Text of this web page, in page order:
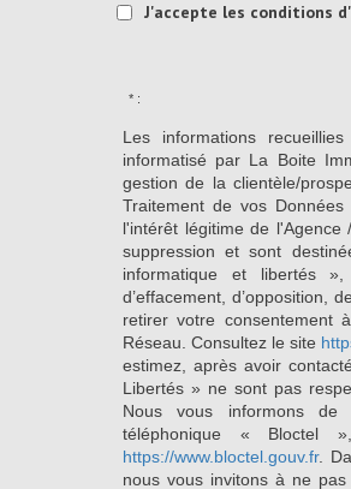
J'accepte les conditions
* :
Les informations
informatisé par La Boite
gestion de la clientèle/
Traitement de vos
l'intérêt légitime de l'Agence
suppression et sont
informatique et libertés
d’effacement, d’opposition,
retirer votre consentement
Réseau. Consultez le site
estimez, après avoir
Libertés » ne sont pas
Nous vous informons de
téléphonique « Bloctel
https://www.bloctel.gouv.fr.
nous vous invitons à ne